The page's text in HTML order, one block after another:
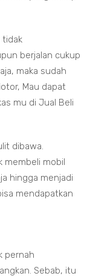
tidak
berjalan cukup
maka sudah
Mau dapat
mu di Jual Beli
dibawa.
membeli mobil
hingga menjadi
mendapatkan
pernah
Sebab, itu